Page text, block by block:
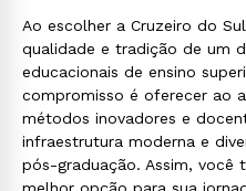
Ao escolher a Cruzeiro do
qualidade e tradição de um
educacionais de ensino
compromisso é oferecer ao
métodos inovadores e
infraestrutura moderna e
pós-graduação. Assim, você